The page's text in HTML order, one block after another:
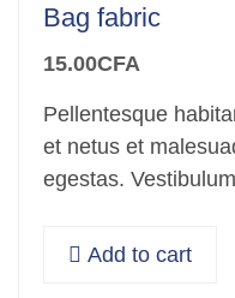
Bag fabric
15.00CFA
Pellentesque
et netus et
egestas.
libero sit amet…
Add to cart